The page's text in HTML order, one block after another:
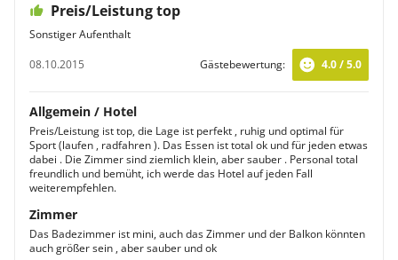
Preis/Leistung top
Sonstiger Aufenthalt
08.10.2015
Gästebewertung: 4.0 / 5.0
Allgemein / Hotel
Preis/Leistung ist top, die Lage ist perfekt , ruhig und optimal für
Sport (laufen , radfahren ). Das Essen ist total ok und für jeden etwas
dabei . Die Zimmer sind ziemlich klein, aber sauber . Personal total
freundlich und bemüht, ich werde das Hotel auf jeden Fall
weiterempfehlen.
Zimmer
Das Badezimmer ist mini, auch das Zimmer und der Balkon könnten
auch größer sein , aber sauber und ok